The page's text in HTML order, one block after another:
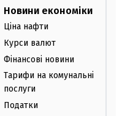
Новини економіки
Ціна нафти
Курси валют
Фінансові новини
Тарифи на комунальні
послуги
Податки